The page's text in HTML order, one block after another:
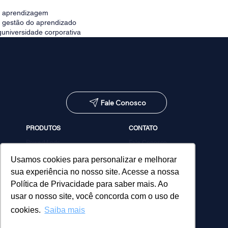
Usamos cookies para personalizar e melhorar
sua experiência no nosso site. Acesse a nossa
Política de Privacidade para saber mais. Ao
usar o nosso site, você concorda com o uso de
cookies. Saiba mais
do aprendizado
universidade corporativa
Fale Conosco
PRODUTOS
PowerMinds
Estúdio de Conteúdos
MicroPower Classes
Consultoria
CONTATO
Fale Conosco